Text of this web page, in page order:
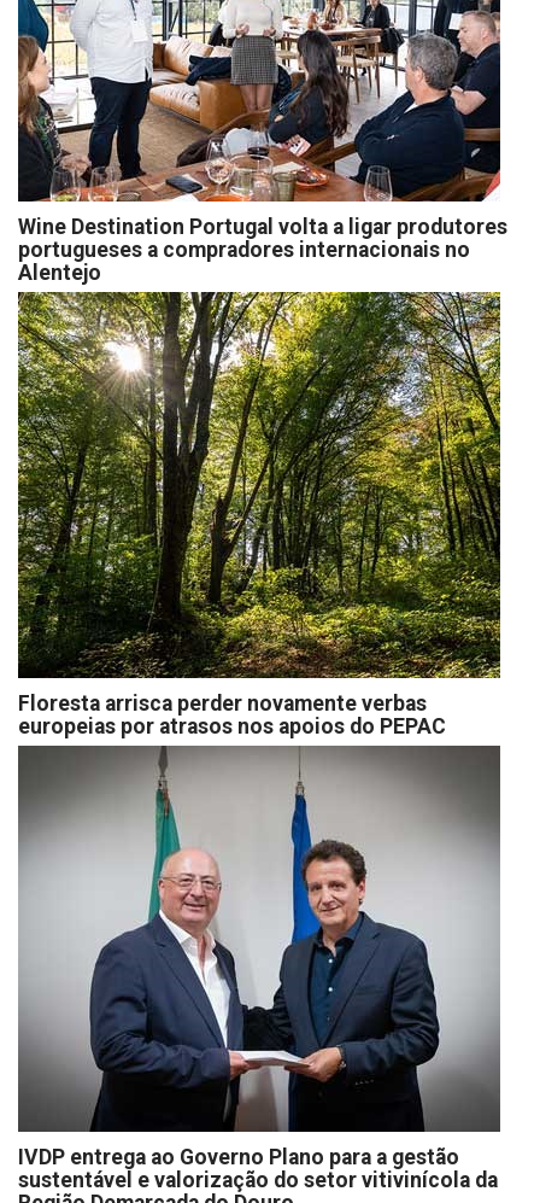
Wine Destination Portugal volta a ligar produtores
portugueses a compradores internacionais no
Alentejo
Floresta arrisca perder novamente verbas
europeias por atrasos nos apoios do PEPAC
IVDP entrega ao Governo Plano para a gestão
sustentável e valorização do setor vitivinícola da